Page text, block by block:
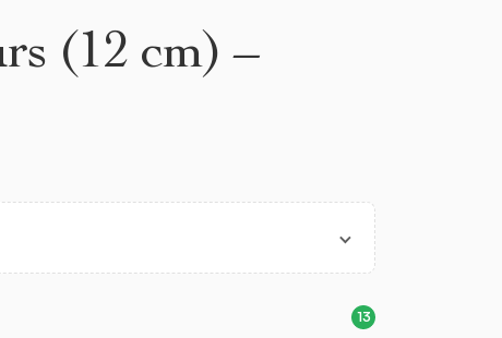
(12 cm) –
13